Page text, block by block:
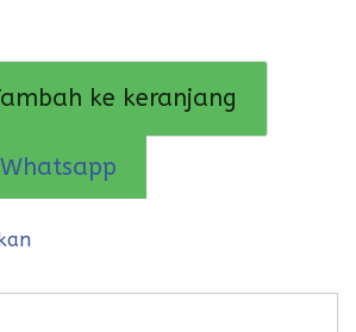
ke keranjang